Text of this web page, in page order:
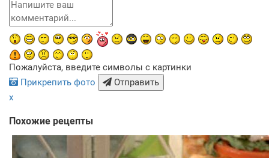
Пожалуйста, введите символы с картинки
Прикрепить фото
Отправить
x
Похожие рецепты